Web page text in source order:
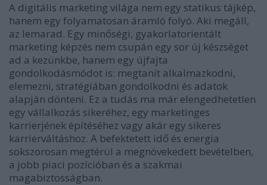
A digitális marketing világa nem egy statikus tájkép,
hanem egy folyamatosan áramló folyó. Aki megáll,
az lemarad. Egy minőségi, gyakorlatorientált
marketing képzés nem csupán egy sor új készséget
ad a kezünkbe, hanem egy újfajta
gondolkodásmódot is: megtanít alkalmazkodni,
elemezni, stratégiában gondolkodni és adatok
alapján dönteni. Ez a tudás ma már elengedhetetlen
egy vállalkozás sikeréhez, egy marketinges
karrierjének építéséhez vagy akár egy sikeres
karrierváltáshoz. A befektetett idő és energia
sokszorosan megtérül a megnövekedett bevételben,
a jobb piaci pozícióban és a szakmai
magabiztosságban.